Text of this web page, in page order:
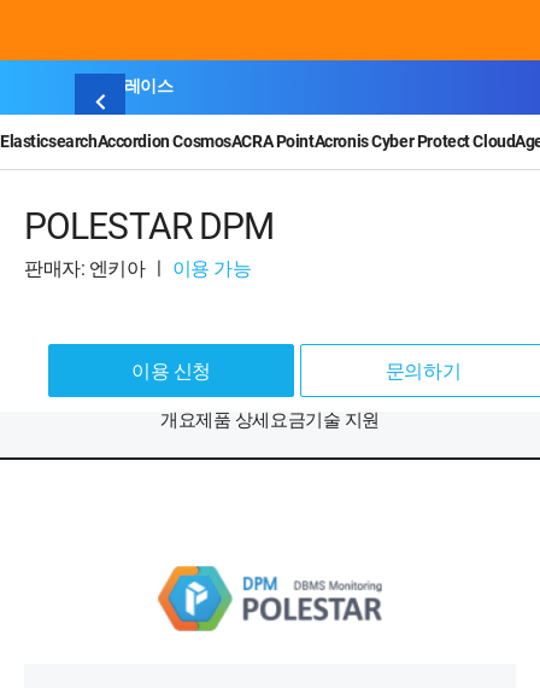
마켓플레이스
ElasticsearchAccordion CosmosACRA PointAcronis Cyber Protect Cloud
POLESTAR DPM
판매자: 엔키아ㅣ 이용 가능
이용 신청 문의하기
개요제품 상세요금기술 지원